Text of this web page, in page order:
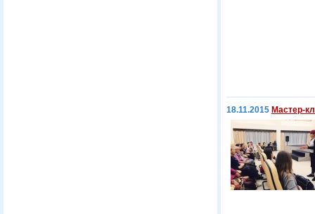
18.11.2015 Мастер-